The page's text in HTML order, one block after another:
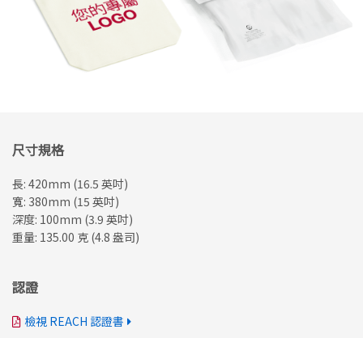
尺寸規格
長: 420mm (16.5 英吋)
寬: 380mm (15 英吋)
深度: 100mm (3.9 英吋)
重量: 135.00 克 (4.8 盎司)
認證
檢視 REACH 認證書